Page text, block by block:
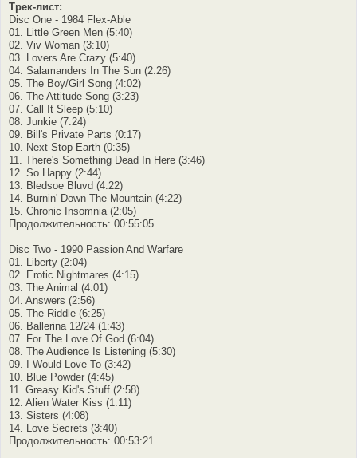
Трек-лист:
Disc One - 1984 Flex-Able
01. Little Green Men (5:40)
02. Viv Woman (3:10)
03. Lovers Are Crazy (5:40)
04. Salamanders In The Sun (2:26)
05. The Boy/Girl Song (4:02)
06. The Attitude Song (3:23)
07. Call It Sleep (5:10)
08. Junkie (7:24)
09. Bill's Private Parts (0:17)
10. Next Stop Earth (0:35)
11. There's Something Dead In Here (3:46)
12. So Happy (2:44)
13. Bledsoe Bluvd (4:22)
14. Burnin' Down The Mountain (4:22)
15. Chronic Insomnia (2:05)
Продолжительность: 00:55:05
Disc Two - 1990 Passion And Warfare
01. Liberty (2:04)
02. Erotic Nightmares (4:15)
03. The Animal (4:01)
04. Answers (2:56)
05. The Riddle (6:25)
06. Ballerina 12/24 (1:43)
07. For The Love Of God (6:04)
08. The Audience Is Listening (5:30)
09. I Would Love To (3:42)
10. Blue Powder (4:45)
11. Greasy Kid's Stuff (2:58)
12. Alien Water Kiss (1:11)
13. Sisters (4:08)
14. Love Secrets (3:40)
Продолжительность: 00:53:21